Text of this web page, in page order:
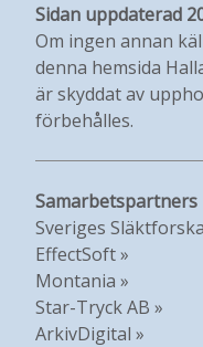
Sidan uppdaterad
Om ingen annan
denna hemsida
är skyddat av
förbehålles.
Samarbetspartners
Sveriges
EffectSoft »
Montania »
Star-Tryck AB »
ArkivDigital »